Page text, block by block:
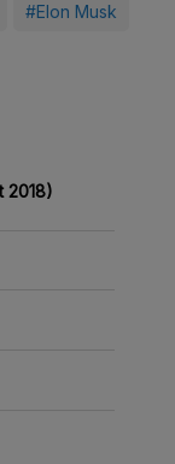
#Elon Musk